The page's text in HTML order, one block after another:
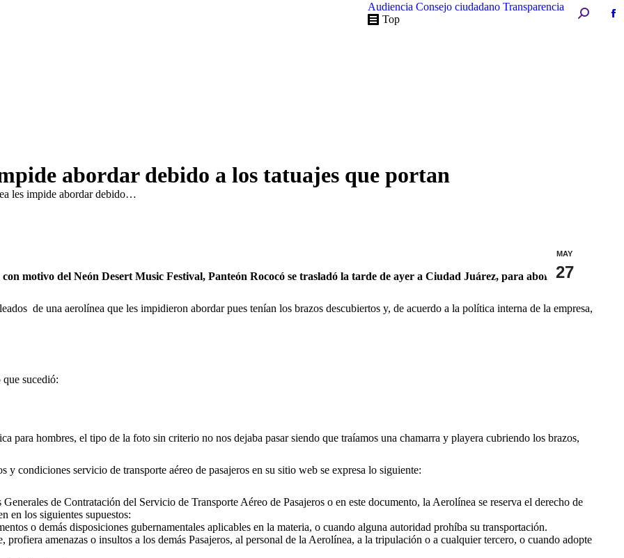
Audiencia Consejo ciudadano Transparencia
Top
Buscar:
abordar debido a los tatuajes que portan
les impide abordar debido…
MAY
27
motivo del Neón Desert Music Festival, Panteón Rococó se trasladó la tarde de ayer a Ciudad Juárez, para abordar el
de una aerolínea que les impidieron abordar pues tenían los brazos descubiertos y, de acuerdo a la política interna de la empresa,
sucedió:
para hombres, el tipo de la foto sin criterio no nos dejaba pasar siendo que traíamos una chamarra y playera cubriendo los brazos,
y condiciones servicio de transporte aéreo de pasajeros en su sitio web se expresa lo siguiente:
de Contratación del Servicio de Transporte Aéreo de Pasajeros o en este documento, la Aerolínea se reserva el derecho de
en los siguientes supuestos:
o demás disposiciones gubernamentales aplicables en la materia, o cuando alguna autoridad prohíba su transportación.
profiera amenazas o insultos a los demás Pasajeros, al personal de la Aerolínea, a la tripulación o a cualquier tercero, o cuando adopte